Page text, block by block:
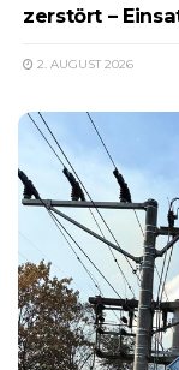
zerstört –
2. AUGUST 2026